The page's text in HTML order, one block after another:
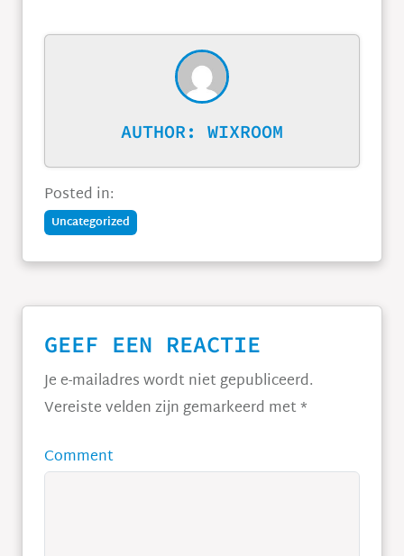
AUTHOR: WIXROOM
Posted in:
Uncategorized
GEEF EEN REACTIE
Je e-mailadres wordt niet gepubliceerd.
Vereiste velden zijn gemarkeerd met*
Comment